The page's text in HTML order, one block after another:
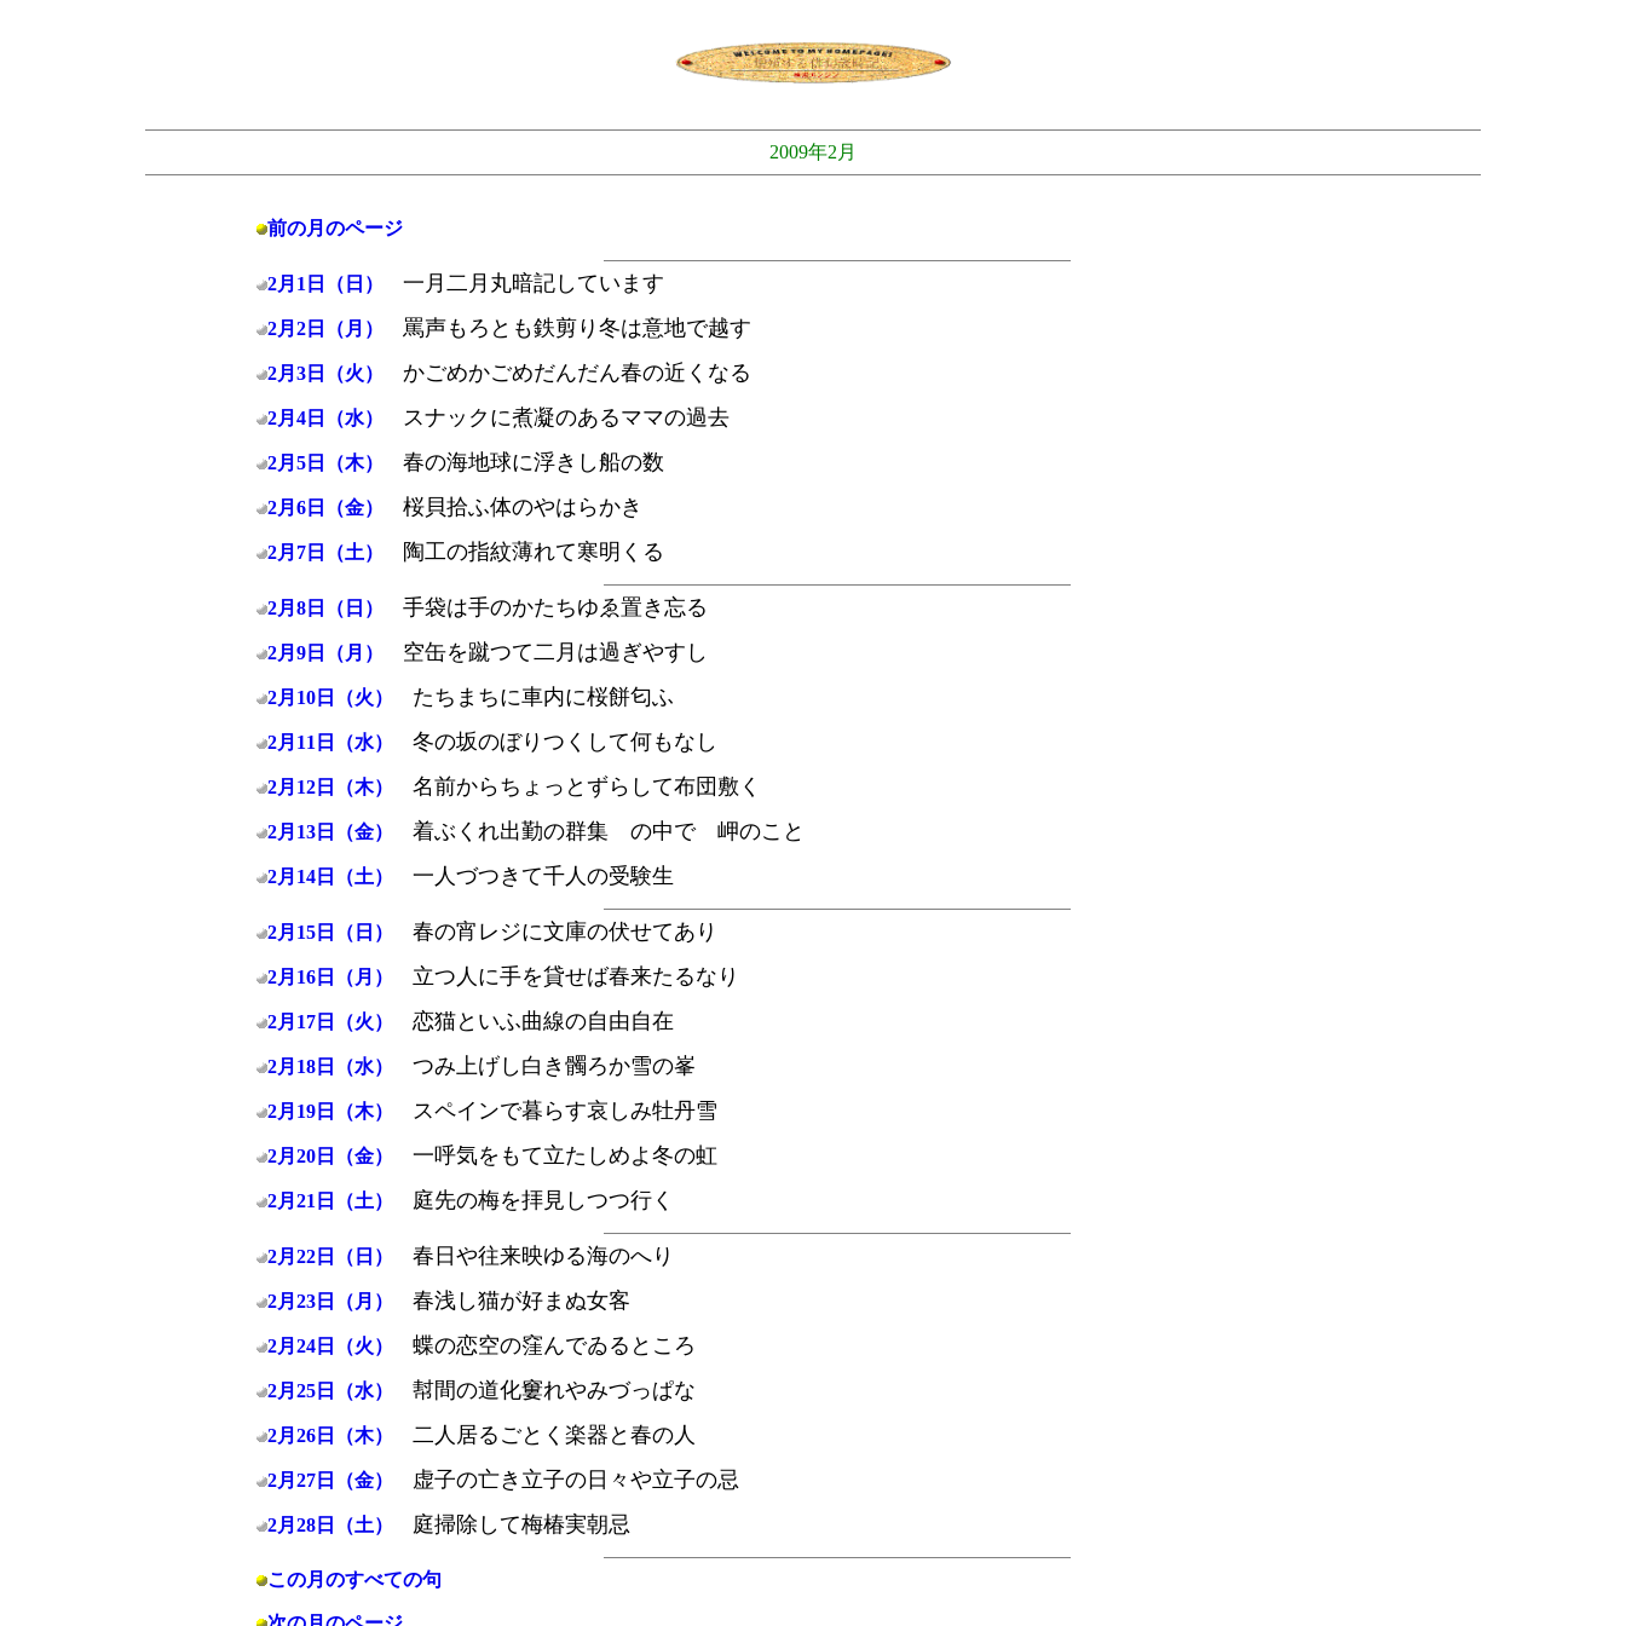
2009年2月
前の月のページ
2月1日（日） 一月二月丸暗記しています
2月2日（月） 罵声もろとも鉄剪り冬は意地で越す
2月3日（火） かごめかごめだんだん春の近くなる
2月4日（水） スナックに煮凝のあるママの過去
2月5日（木） 春の海地球に浮きし船の数
2月6日（金） 桜貝拾ふ体のやはらかき
2月7日（土） 陶工の指紋薄れて寒明くる
2月8日（日） 手袋は手のかたちゆゑ置き忘る
2月9日（月） 空缶を蹴つて二月は過ぎやすし
2月10日（火） たちまちに車内に桜餅匂ふ
2月11日（水） 冬の坂のぼりつくして何もなし
2月12日（木） 名前からちょっとずらして布団敷く
2月13日（金） 着ぶくれ出勤の群集 の中で 岬のこと
2月14日（土） 一人づつきて千人の受験生
2月15日（日） 春の宵レジに文庫の伏せてあり
2月16日（月） 立つ人に手を貸せば春来たるなり
2月17日（火） 恋猫といふ曲線の自由自在
2月18日（水） つみ上げし白き髑ろか雪の峯
2月19日（木） スペインで暮らす哀しみ牡丹雪
2月20日（金） 一呼気をもて立たしめよ冬の虹
2月21日（土） 庭先の梅を拝見しつつ行く
2月22日（日） 春日や往来映ゆる海のへり
2月23日（月） 春浅し猫が好まぬ女客
2月24日（火） 蝶の恋空の窪んでゐるところ
2月25日（水） 幇間の道化窶れやみづっぱな
2月26日（木） 二人居るごとく楽器と春の人
2月27日（金） 虚子の亡き立子の日々や立子の忌
2月28日（土） 庭掃除して梅椿実朝忌
この月のすべての句